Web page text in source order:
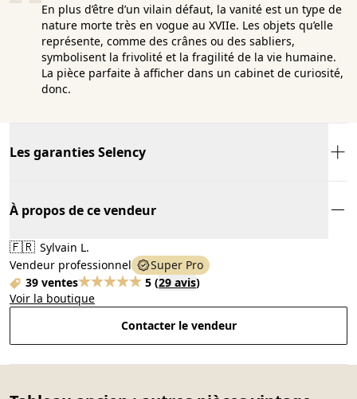
En plus d’être d’un vilain défaut, la vanité est un type de
nature morte très en vogue au XVIIe. Les objets qu’elle
représente, comme des crânes ou des sabliers,
symbolisent la frivolité et la fragilité de la vie humaine.
La pièce parfaite à afficher dans un cabinet de curiosité,
donc.
Les garanties Selency
À propos de ce vendeur
🇫🇷 Sylvain L.
Vendeur professionnel
Super Pro
39 ventes
5 (29 avis)
Voir la boutique
Contacter le vendeur